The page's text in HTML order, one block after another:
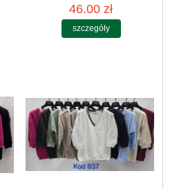
46.00 zł
szczegóły